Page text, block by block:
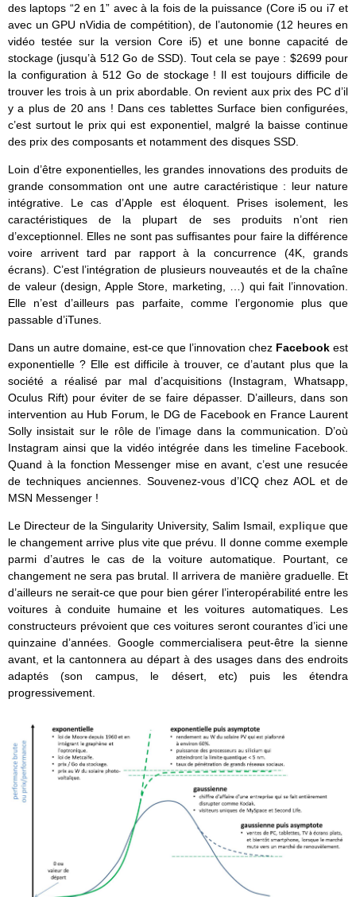
des laptops “2 en 1” avec à la fois de la puissance (Core i5 ou i7 et
avec un GPU nVidia de compétition), de l’autonomie (12 heures en
vidéo testée sur la version Core i5) et une bonne capacité de
stockage (jusqu’à 512 Go de SSD). Tout cela se paye : $2699 pour
la configuration à 512 Go de stockage ! Il est toujours difficile de
trouver les trois à un prix abordable. On revient aux prix des PC d’il
y a plus de 20 ans ! Dans ces tablettes Surface bien configurées,
c’est surtout le prix qui est exponentiel, malgré la baisse continue
des prix des composants et notamment des disques SSD.
Loin d’être exponentielles, les grandes innovations des produits de
grande consommation ont une autre caractéristique : leur nature
intégrative. Le cas d’Apple est éloquent. Prises isolement, les
caractéristiques de la plupart de ses produits n’ont rien
d’exceptionnel. Elles ne sont pas suffisantes pour faire la différence
voire arrivent tard par rapport à la concurrence (4K, grands
écrans). C’est l’intégration de plusieurs nouveautés et de la chaîne
de valeur (design, Apple Store, marketing, …) qui fait l’innovation.
Elle n’est d’ailleurs pas parfaite, comme l’ergonomie plus que
passable d’iTunes.
Dans un autre domaine, est-ce que l’innovation chez Facebook est
exponentielle ? Elle est difficile à trouver, ce d’autant plus que la
société a réalisé par mal d’acquisitions (Instagram, Whatsapp,
Oculus Rift) pour éviter de se faire dépasser. D’ailleurs, dans son
intervention au Hub Forum, le DG de Facebook en France Laurent
Solly insistait sur le rôle de l’image dans la communication. D’où
Instagram ainsi que la vidéo intégrée dans les timeline Facebook.
Quand à la fonction Messenger mise en avant, c’est une resucée
de techniques anciennes. Souvenez-vous d’ICQ chez AOL et de
MSN Messenger !
Le Directeur de la Singularity University, Salim Ismail, expliqueque
le changement arrive plus vite que prévu. Il donne comme exemple
parmi d’autres le cas de la voiture automatique. Pourtant, ce
changement ne sera pas brutal. Il arrivera de manière graduelle. Et
d’ailleurs ne serait-ce que pour bien gérer l’interopérabilité entre les
voitures à conduite humaine et les voitures automatiques. Les
constructeurs prévoient que ces voitures seront courantes d’ici une
quinzaine d’années. Google commercialisera peut-être la sienne
avant, et la cantonnera au départ à des usages dans des endroits
adaptés (son campus, le désert, etc) puis les étendra
progressivement.